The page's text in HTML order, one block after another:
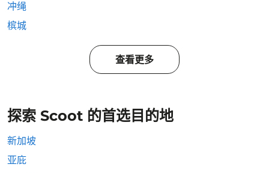
冲绳
槟城
查看更多
探索 Scoot 的首选目的地
新加坡
亚庇